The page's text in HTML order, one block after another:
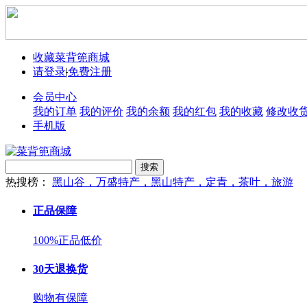
收藏菜背篼商城
请登录|免费注册
会员中心
我的订单 我的评价 我的余额 我的红包 我的收藏 修改收
手机版
搜索
热搜榜： 黑山谷，万盛特产，黑山特产，定青，茶叶，旅游
正品保障
100%正品低价
30天退换货
购物有保障